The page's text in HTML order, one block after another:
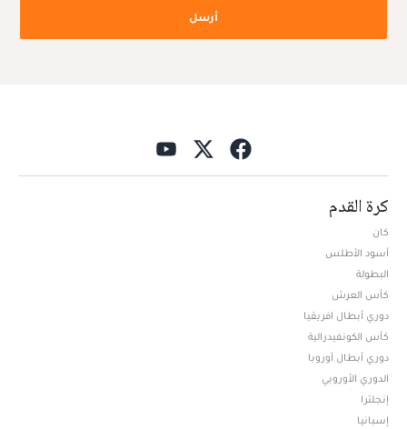
أرسل
كرة القدم
كان
أسود الأطلس
البطولة
كأس العرش
دوري أبطال افريقيا
كأس الكونفيدرالية
دوري أبطال أوروبا
الدوري الأوروبي
إنجلترا
إسبانيا